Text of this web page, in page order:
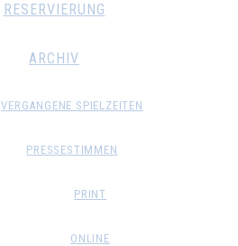
RESERVIERUNG
ARCHIV
VERGANGENE SPIELZEITEN
PRESSESTIMMEN
PRINT
ONLINE